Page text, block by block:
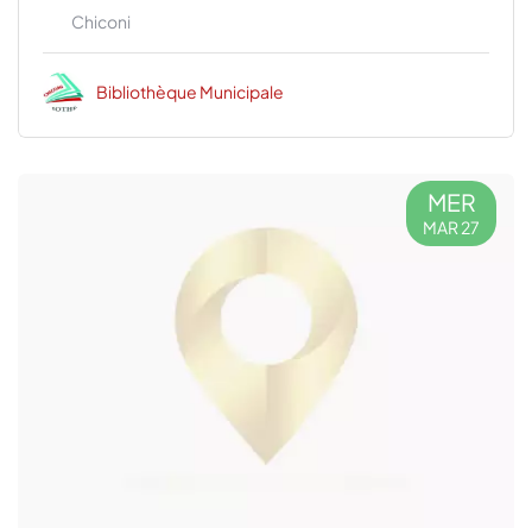
Chiconi
Bibliothèque Municipale
MER
MAR 27